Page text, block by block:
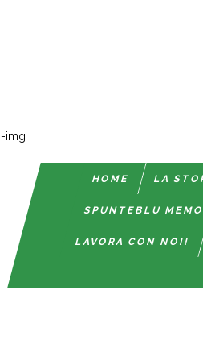
HOME LA
SPUNTEBLU
LAVORA CON NOI!